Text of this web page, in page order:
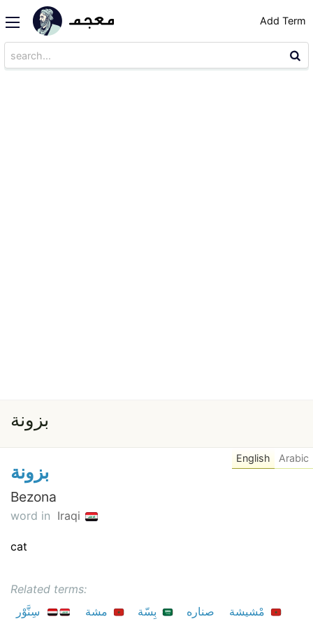
Add Term
بزونة
بزونة
Bezona
word in Iraqi
cat
English Arabic
Related terms:
سِنَّوْر
مشة بِسّة صناره مْشيشة